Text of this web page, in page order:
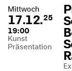
Mittwoch
17.12.25
19:00
Kunst
Präsentation